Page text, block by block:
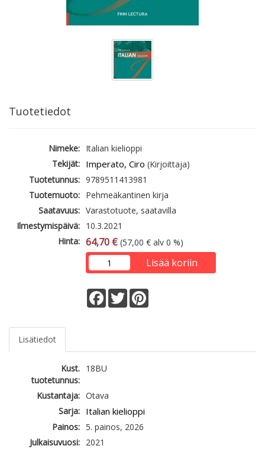
Tuotetiedot
Nimeke: Italian kielioppi
Tekijät: Imperato, Ciro (Kirjoittaja)
Tuotetunnus: 9789511413981
Tuotemuoto: Pehmeäkantinen kirja
Saatavuus: Varastotuote, saatavilla
Ilmestymispäivä: 10.3.2021
Hinta: 64,70 € (57,00 € alv 0 %)
Lisää koriin
Facebook
Twitter
Lisätiedot
Kust.
tuotetunnus:
18BU
Kustantaja: Otava
Sarja: Italian kielioppi
Painos: 5. painos, 2026
Julkaisuvuosi: 2021